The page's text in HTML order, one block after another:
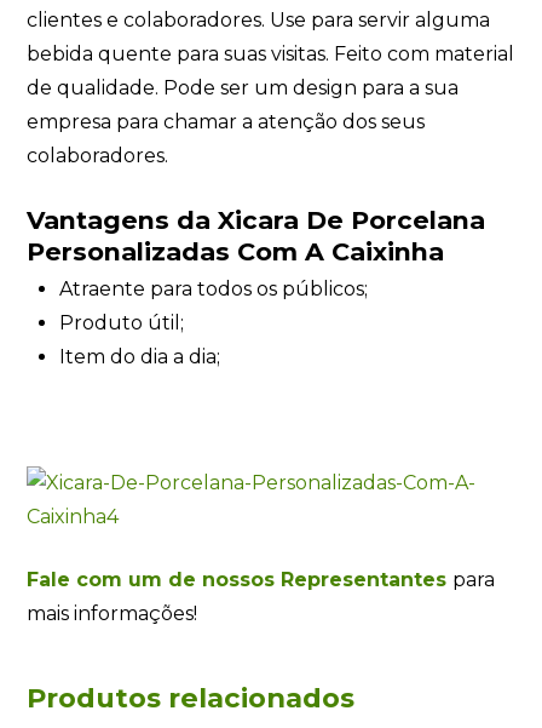
clientes e colaboradores. Use para servir alguma
bebida quente para suas visitas. Feito com material
de qualidade. Pode ser um design para a sua
empresa para chamar a atenção dos seus
colaboradores.
Vantagens da Xicara De Porcelana
Personalizadas Com A Caixinha
Atraente para todos os públicos;
Produto útil;
Item do dia a dia;
Fale com um de nossos Representantes para
mais informações!
Produtos relacionados